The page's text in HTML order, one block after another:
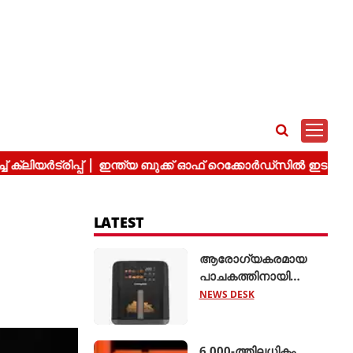
LATEST
ആരോഗ്യകരമായ
പാചകത്തിനായി
'അമിയോ എഡ്ജ് 5
ക്രോംപ്റ്റൺ
NEWS DESK